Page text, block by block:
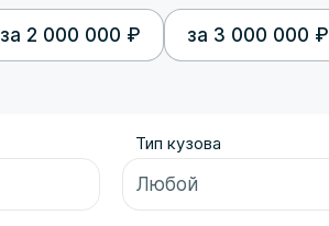
за 2 000 000 ₽ за 3 000 000 ₽
Тип кузова